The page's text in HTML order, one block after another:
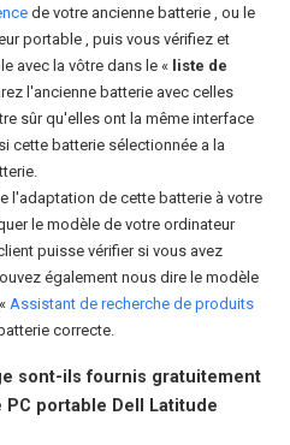
de votre ancienne batterie , ou le
portable , puis vous vérifiez et
avec la vôtre dans le « liste de
l'ancienne batterie avec celles
sûr qu'elles ont la même interface
cette batterie sélectionnée a la
l'adaptation de cette batterie à votre
le modèle de votre ordinateur
puisse vérifier si vous avez
également nous dire le modèle
Assistant de recherche de produits
correcte.
sont-ils fournis gratuitement
PC portable Dell Latitude